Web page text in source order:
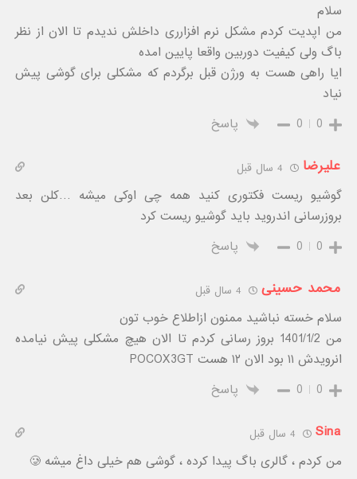
سلام
من اپدیت کردم مشکل نرم افزارری داخلش ندیدم تا الان از نظر
باگ ولی کیفیت دوربین واقعا پایین امده
ایا راهی هست به ورژن قبل برگردم که مشکلی برای گوشی پیش
نیاد
0
0 پاسخ
علیرضا
گوشیو ریست فکتوری کنید همه چی اوکی میشه …کلن بعد
بروزرسانی اندروید باید گوشیو ریست کرد
0
0 پاسخ
محمد حسینی
سلام خسته نباشید ممنون ازاطلاع خوب تون
من 1401/1/2 بروز رسانی کردم تا الان هیچ مشکلی پیش نیامده
انرویدش ۱۱ بود الان ۱۲ هست POCOX3GT
0
0 پاسخ
Sina
من کردم ، گالری باگ پیدا کرده ، گوشی هم خیلی داغ میشه 🥲